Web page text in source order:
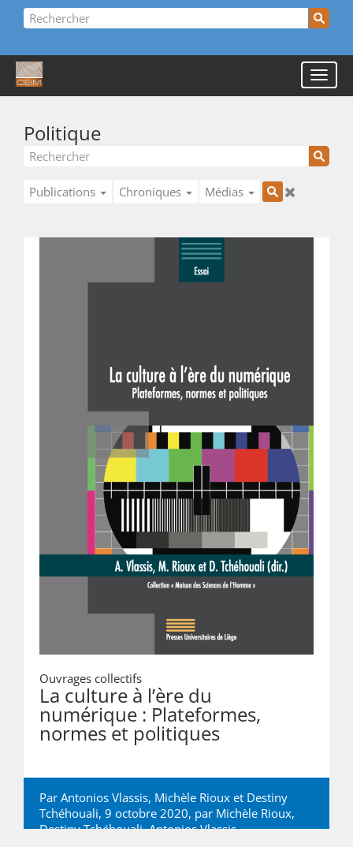
Politique
Publications Chroniques Médias
Ouvrages collectifs
La culture à l’ère du
numérique : Plateformes,
normes et politiques
Par Antonios Vlassis, Michèle Rioux et Destiny
Tchéhouali, 9 octobre 2020, par Michèle Rioux,
Destiny Tchéhouali,Antonios Vlassis